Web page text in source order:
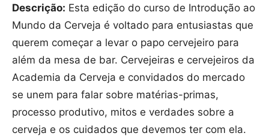
Descrição: Esta edição do curso de Introdução ao
Mundo da Cerveja é voltado para entusiastas que
querem começar a levar o papo cervejeiro para
além da mesa de bar. Cervejeiras e cervejeiros da
Academia da Cerveja e convidados do mercado
se unem para falar sobre matérias-primas,
processo produtivo, mitos e verdades sobre a
cerveja e os cuidados que devemos ter com ela.